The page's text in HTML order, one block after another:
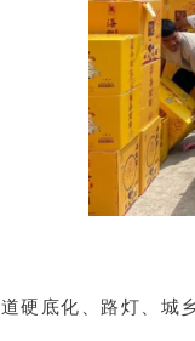
硬底化、路灯、